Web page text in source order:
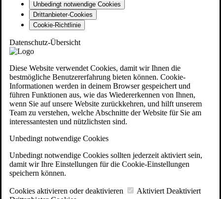
Unbedingt notwendige Cookies
Drittanbieter-Cookies
Cookie-Richtlinie
Datenschutz-Übersicht
Diese Website verwendet Cookies, damit wir Ihnen die
bestmögliche Benutzererfahrung bieten können. Cookie-
Informationen werden in deinem Browser gespeichert und
führen Funktionen aus, wie das Wiedererkennen von Ihnen,
wenn Sie auf unsere Website zurückkehren, und hilft unserem
Team zu verstehen, welche Abschnitte der Website für Sie am
interessantesten und nützlichsten sind.
Unbedingt notwendige Cookies
Unbedingt notwendige Cookies sollten jederzeit aktiviert sein,
damit wir Ihre Einstellungen für die Cookie-Einstellungen
speichern können.
Cookies aktivieren oder deaktivieren Aktiviert Deaktiviert